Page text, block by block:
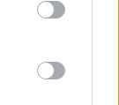
may click to
tags to
Google